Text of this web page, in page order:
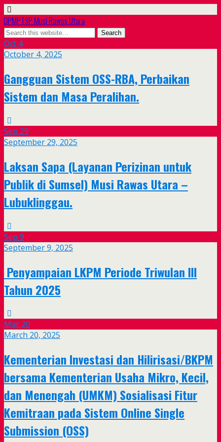
DPMPTSP Musi Rawas Utara
Oct 4
October 4, 2025
Gangguan Sistem OSS-RBA, Perbaikan
Sistem dan Masa Peralihan.
Sep 29
September 29, 2025
Laksan Sapa (Layanan Perizinan untuk
Publik di Sumsel) Musi Rawas Utara –
Lubuklinggau.
Sep 9
September 9, 2025
Penyampaian LKPM Periode Triwulan III
Tahun 2025
Mar 20
March 20, 2025
Kementerian Investasi dan Hilirisasi/BKPM
bersama Kementerian Usaha Mikro, Kecil,
dan Menengah (UMKM) Sosialisasi Fitur
Kemitraan pada Sistem Online Single
Submission (OSS)